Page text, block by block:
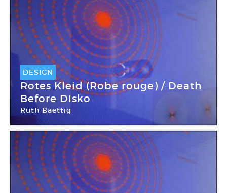
DESIGN
Rotes Kleid (Robe rouge) / Death
Before Disko
Ruth Baettig